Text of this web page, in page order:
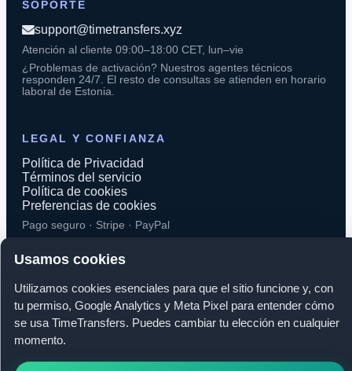
Usamos cookies
Utilizamos cookies esenciales para que el sitio funcione y, con
tu permiso, Google Analytics y Meta Pixel para entender cómo
se usa TimeTransfers. Puedes cambiar tu elección en cualquier
momento.
SOPORTE
support@timetransfers.xyz
Atención al cliente 09:00–18:00 CET, lun–vie
¿Problemas de activación? Nuestros agentes técnicos
responden 24/7. El resto de consultas se atienden en horario
laboral de Estonia.
LEGAL Y CONFIANZA
Política de Privacidad
Términos del servicio
Política de cookies
Preferencias de cookies
Pago seguro · Stripe · PayPal
© 2026 TimeTransfers. Todos los derechos reservados.
TimeTransfers OÜ · Erika tn 14-208, 10416 Tallinn, Estonia